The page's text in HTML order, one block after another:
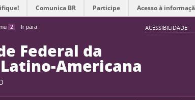
2
Ir para
ACESSIBILIDADE
Comunica BR Participe Acesso à
Federal da
Americana